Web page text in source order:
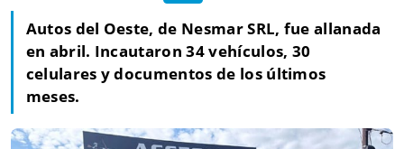
Autos del Oeste, de Nesmar SRL, fue allanada
en abril. Incautaron 34 vehículos, 30
celulares y documentos de los últimos
meses.